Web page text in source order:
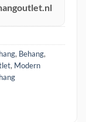
, Behang,
, Modern